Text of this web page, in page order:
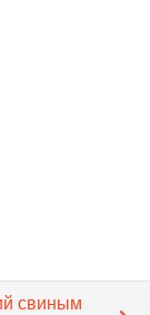
свиным